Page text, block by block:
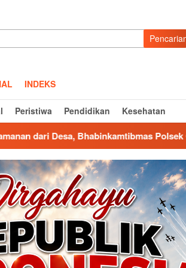
INDEKS
Peristiwa Pendidikan Kesehatan
Polsek Cigasong Ajak Warga